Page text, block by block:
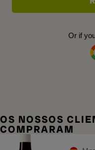
Or if
OS NOSSOS
COMPRARAM